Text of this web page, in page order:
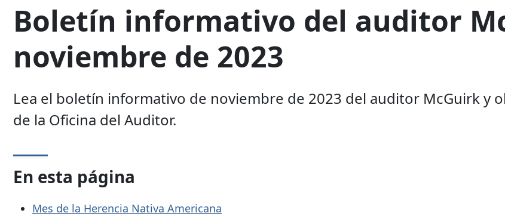
Boletín informativo del auditor
noviembre de 2023
Lea el boletín informativo de noviembre de 2023 del auditor McGuirk y
de la Oficina del Auditor.
En esta página
Mes de la Herencia Nativa Americana